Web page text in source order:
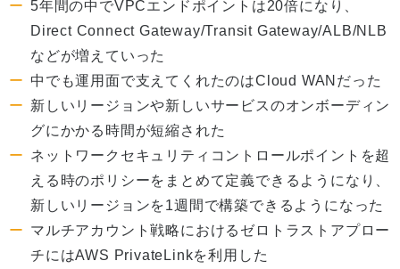
5年間の中でVPCエンドポイントは20倍になり、
Direct Connect Gateway/Transit Gateway/ALB/NLB
などが増えていった
中でも運用面で支えてくれたのはCloud WANだった
新しいリージョンや新しいサービスのオンボーディン
グにかかる時間が短縮された
ネットワークセキュリティコントロールポイントを超
える時のポリシーをまとめて定義できるようになり、
新しいリージョンを1週間で構築できるようになった
マルチアカウント戦略におけるゼロトラストアプロー
チにはAWS PrivateLinkを利用した